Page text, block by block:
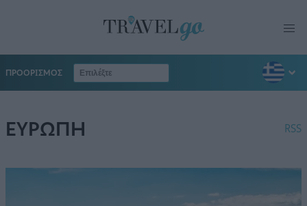
ΠΡΟΟΡΙΣΜΟΣ
ΕΥΡΩΠΗ RSS